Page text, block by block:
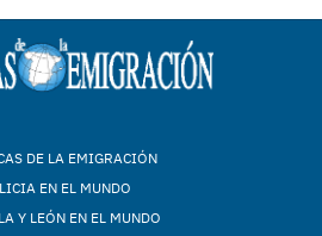
DE LA EMIGRACIÓN
EN EL MUNDO
Y LEÓN EN EL MUNDO